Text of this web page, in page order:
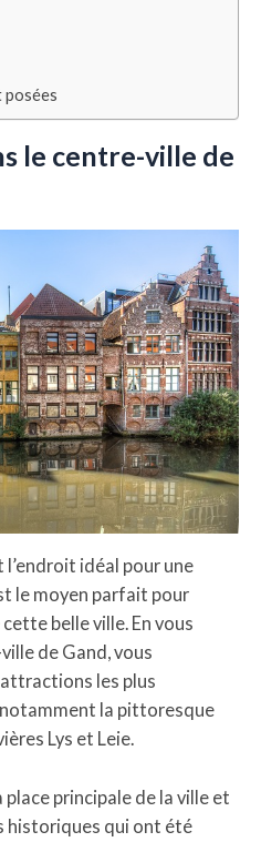
le centre-ville de
idéal pour une
le moyen parfait pour
belle ville. En vous
de Gand, vous
les plus
la pittoresque
Lys et Leie.
principale de la ville et
historiques qui ont été